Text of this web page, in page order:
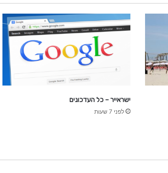
ד
כ
ו
נ
י
ם
ישראייר – כל העדכונים
לפני 7 שעות